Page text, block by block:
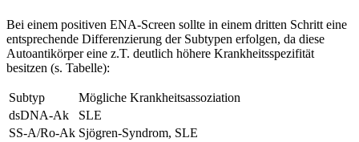
Bei einem positiven ENA-Screen sollte in einem dritten Schritt eine
entsprechende Differenzierung der Subtypen erfol­gen, da diese
Autoantikörper eine z.T. deutlich höhere Krankheitsspezifität
besitzen (s. Tabelle):
Subtyp
Mögliche Krankheitsassoziation
dsDNA-Ak
SLE
SS-A/Ro-Ak Sjögren-Syndrom, SLE